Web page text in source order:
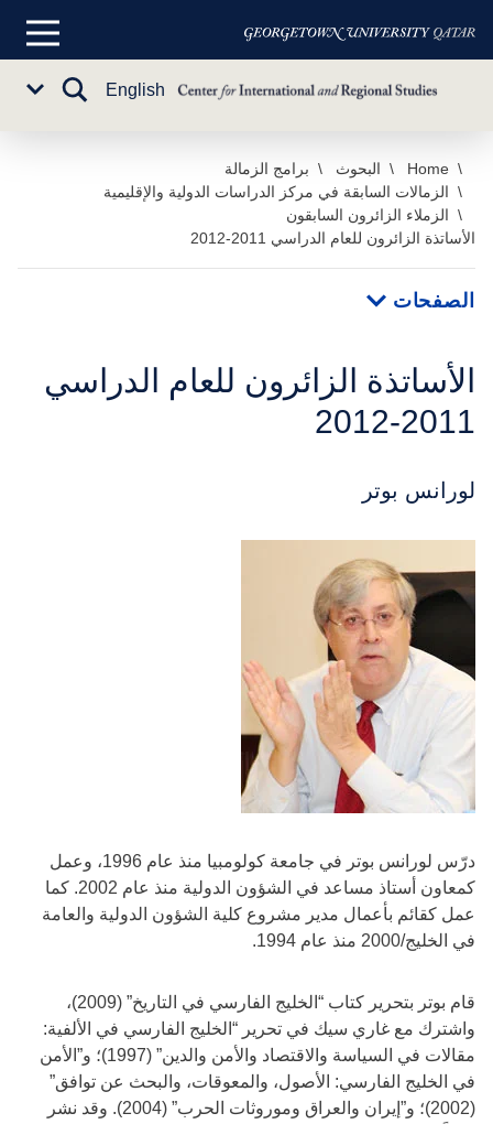
تخطي
المحتوى
الرئيسي
القائمة
English
تبديل
Home البحوث
برامج الزمالة
الزمالات السابقة في مركز الدراسات الدولية والإقليمية
الزملاء الزائرون السابقون
الأساتذة الزائرون للعام الدراسي 2011-2012
الصفحات
الأساتذة الزائرون للعام الدراسي
2011-2012
لورانس بوتر
درّس لورانس بوتر في جامعة كولومبيا منذ عام 1996، وعمل
كمعاون أستاذ مساعد في الشؤون الدولية منذ عام 2002. كما
عمل كقائم بأعمال مدير مشروع كلية الشؤون الدولية والعامة
في الخليج/2000 منذ عام 1994.
قام بوتر بتحرير كتاب “الخليج الفارسي في التاريخ” (2009)،
واشترك مع غاري سيك في تحرير “الخليج الفارسي في الألفية:
مقالات في السياسة والاقتصاد والأمن والدين” (1997)؛ و”الأمن
في الخليج الفارسي: الأصول، والمعوقات، والبحث عن توافق”
(2002)؛ و”إيران والعراق وموروثات الحرب” (2004). وقد نشر